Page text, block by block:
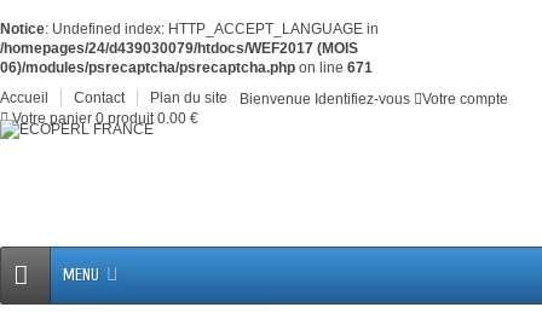
Notice: Undefined index: HTTP_ACCEPT_LANGUAGE in
/homepages/24/d439030079/htdocs/WEF2017 (MOIS
06)/modules/psrecaptcha/psrecaptcha.php on line 671
Accueil
Contact Plan du site Bienvenue Identifiez-vous
Votre compte
Votre panier 0 produit0.00 €
MENU